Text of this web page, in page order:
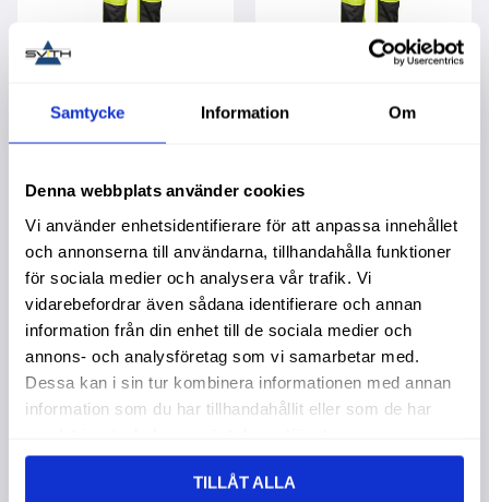
Samtycke Information Om
Denna webbplats använder cookies
Vi använder enhetsidentifierare för att anpassa innehållet
och annonserna till användarna, tillhandahålla funktioner
för sociala medier och analysera vår trafik. Vi
vidarebefordrar även sådana identifierare och annan
information från din enhet till de sociala medier och
annons- och analysföretag som vi samarbetar med.
Dessa kan i sin tur kombinera informationen med annan
information som du har tillhandahållit eller som de har
TILLÅT ALLA
Byxor D104 Flams.
Kl1 En2047
Köpa större mängd?
Förpackad om 1/20 st.
2 195,00:-
Kl1 En2047
Köpa större mängd?
Förpackad om 1/20 st.
2 195,00:-
Lägg till i favoriter